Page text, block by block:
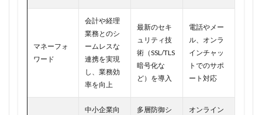
マネーフォ
ワード
会計や経理
業務とのシ
ームレスな
連携を実現
し、業務効
率を向上
最新のセキ
ュリティ技
術（SSL/TLS
暗号化な
ど）を導入
電話やメー
ル、オンラ
インチャッ
トでのサポ
ート対応
中小企業向
多層防御シ
オンライン